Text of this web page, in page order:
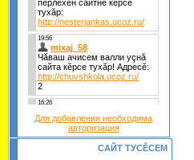
Для добавления необходима
авторизация
САЙТ ТУСĔСЕМ